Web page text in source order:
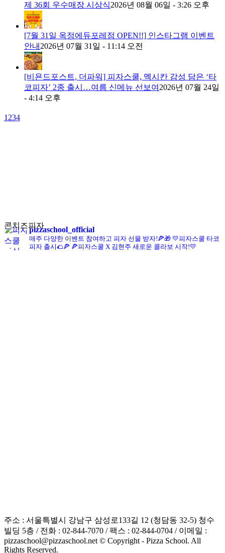
제 36회 우수매장 시상식2026년 08월 06일 - 3:26 오후
[7월 31일 옥정에듀포레점 OPEN!!] 인스타그램 이벤트
안내 2026년 07월 31일 - 11:14 오전
[비욘드포스트, 더파워] 피자스쿨, 멕시칸 감성 담은 ‘타
코피자’ 2종 출시…여름 신메뉴 선보여 2026년 07월 24일
- 4:14 오후
1 234
콘치즈피자pizzaschool_official
매주 다양한 이벤트 참여하고 피자 선물 받자!🍕🎁 💛피자스쿨 타코
피자 출시🌮🍕 🍕피자스쿨 X 김현주 새로운 콜라보 시작!💛
주소 : 서울특별시 강남구 삼성로133길 12 (청담동 32-5) 청수
빌딩 5층 / 전화 : 02-844-7070 / 팩스 : 02-844-0704 / 이메일 :
pizzaschool@pizzaschool.net © Copyright - Pizza School. All
Rights Reserved.